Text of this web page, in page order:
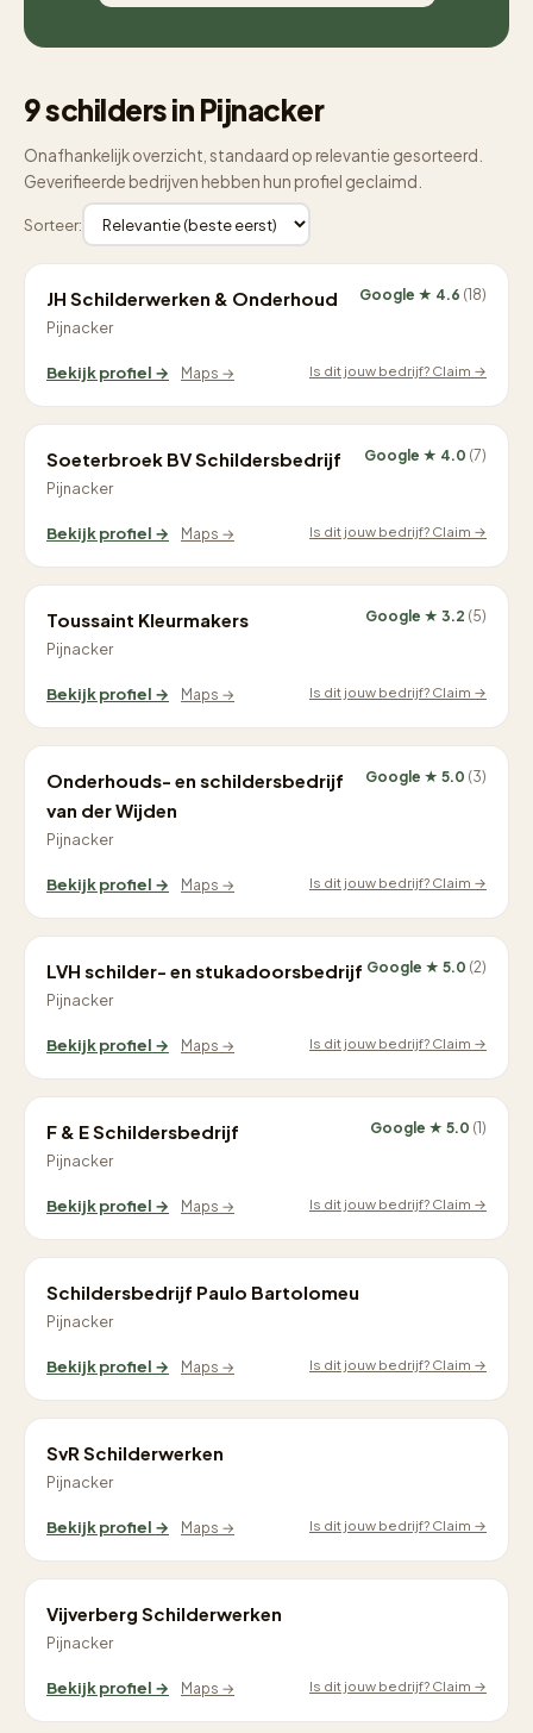
9 schilders in Pijnacker
Onafhankelijk overzicht, standaard op relevantie gesorteerd.
Geverifieerde bedrijven hebben hun profiel geclaimd.
Sorteer:
JH Schilderwerken & Onderhoud
Pijnacker
Google ★ 4.6 (18)
Bekijk profiel → Maps → Is dit jouw bedrijf? Claim →
Soeterbroek BV Schildersbedrijf
Pijnacker
Google ★ 4.0 (7)
Bekijk profiel → Maps → Is dit jouw bedrijf? Claim →
Toussaint Kleurmakers
Pijnacker
Google ★ 3.2 (5)
Bekijk profiel → Maps → Is dit jouw bedrijf? Claim →
Onderhouds- en schildersbedrijf
van der Wijden
Pijnacker
Google ★ 5.0 (3)
Bekijk profiel → Maps → Is dit jouw bedrijf? Claim →
LVH schilder- en stukadoorsbedrijf
Pijnacker
Google ★ 5.0 (2)
Bekijk profiel → Maps → Is dit jouw bedrijf? Claim →
F & E Schildersbedrijf
Pijnacker
Google ★ 5.0 (1)
Bekijk profiel → Maps → Is dit jouw bedrijf? Claim →
Schildersbedrijf Paulo Bartolomeu
Pijnacker
Bekijk profiel → Maps → Is dit jouw bedrijf? Claim →
SvR Schilderwerken
Pijnacker
Bekijk profiel → Maps → Is dit jouw bedrijf? Claim →
Vijverberg Schilderwerken
Pijnacker
Bekijk profiel → Maps → Is dit jouw bedrijf? Claim →